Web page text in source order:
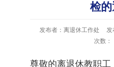
检
发布者：离退休工作处 发
次数：
尊敬的离退休教职工